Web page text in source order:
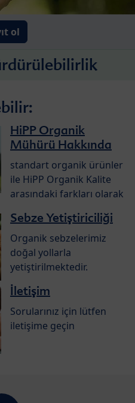
ol
HiPP Organik
Mühürü Hakkında
standart organik ürünler
ile HiPP Organik Kalite
arasındaki farkları olarak
Sebze Yetiştiriciliği
Organik sebzelerimiz
doğal yollarla
yetiştirilmektedir.
İletişim
Sorularınız için lütfen
iletişime geçin